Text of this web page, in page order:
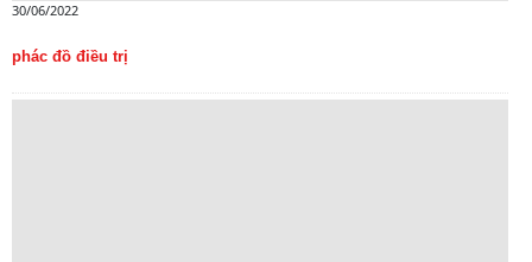
30/06/2022
phác đồ điều trị